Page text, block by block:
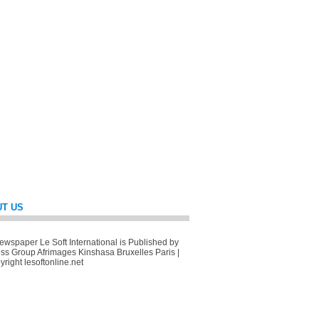
US
Le Soft International is Published by
Group Afrimages Kinshasa Bruxelles Paris |
lesoftonline.net